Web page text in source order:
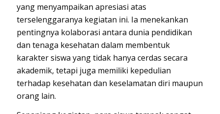
yang menyampaikan apresiasi atas
terselenggaranya kegiatan ini. Ia menekankan
pentingnya kolaborasi antara dunia pendidikan
dan tenaga kesehatan dalam membentuk
karakter siswa yang tidak hanya cerdas secara
akademik, tetapi juga memiliki kepedulian
terhadap kesehatan dan keselamatan diri maupun
orang lain.